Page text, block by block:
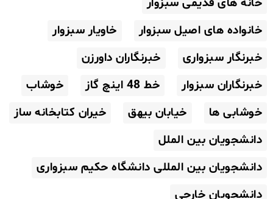
خانواده های اصیل سبزوار
خاویار سبزوار
خبرنگار سبزواری
خبرنگاران داورزن
خبرنگاران سبزوار
خط 48 اینچ گاز
خوشاب
خوشابی ها
خیابان بیهق
خیران کتابخانه ساز
دانشجویان بین الملل
دانشجویان بین المللی دانشگاه حکیم سبزواری
دانشجویان خارجی